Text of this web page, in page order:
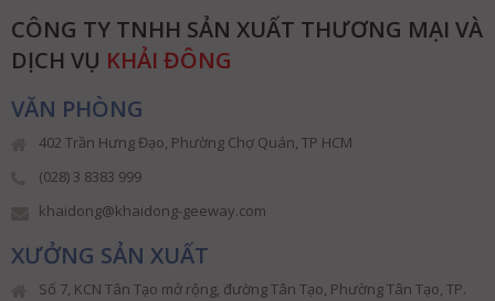
CÔNG TY TNHH SẢN XUẤT THƯƠNG MẠI VÀ
DỊCH VỤ KHẢI ĐÔNG
VĂN PHÒNG
402 Trần Hưng Đạo, Phường Chợ Quán, TP HCM
(028) 3 8383 999
khaidong@khaidong-geeway.com
XƯỞNG SẢN XUẤT
Số 7, KCN Tân Tạo mở rộng, đường Tân Tạo, Phường Tân Tạo, TP.